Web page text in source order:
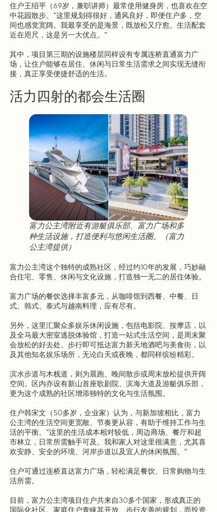
住户王绍平（69岁，兼职讲师）最常使用健身房，也喜欢在空
中花园散步。“这里规划得很好，通风良好，即便住户多，空
间也感觉宽阔。我最享受的是海景，既放松又疗愈。生活配套
近在咫尺，这是另一大优点。”
其中，项目第三期的设施楼层同样设有专属连桥直通富力广
场，让住户能够在居住、休闲与日常生活需求之间实现无缝衔
接，真正享受便捷舒适的生活。
活力四射的都会生活圈
富力公主湾附近有游艇俱乐部、富力广场和多
种生活设施，打造便利与悠闲生活圈。（富力
公主湾提供）
富力公主湾这个独特的成熟社区，经过约10年的发展，巧妙融
合住宅、零售、休闲与文化设施，打造独一无二的居住体验。
富力广场的餐饮选择丰富多元，从咖啡馆到西餐、中餐、日
式、韩式、泰式与越南料理，应有尽有。
另外，这里汇聚众多娱乐休闲设施，包括电影院、按摩店，以
及全马最大密室逃脱体验馆，打造一站式生活空间，是周末聚
会放松的好去处。步行即可抵达富力新天地酒吧与美食街，以
及其他知名娱乐场所，无论白天或夜晚，都同样缤纷精彩。
滨水步道与木栈道，则为晨跑、晚间散步或周末放松提供开阔
空间。区内亦设有新山首座歌剧院、滨海大道及游艇俱乐部，
更为这个成熟的社区增添独特的文化与生活氛围。
住户韩宋文（50多岁，企业家）认为，与新加坡相比，富力
公主湾的生活空间更宽敞、节奏更从容，有助于维持工作与生
活的平衡。“这里的生活成本相对较低，周边商场、餐厅和超
市林立，日常所需触手可及。我和家人对这里很满意，尤其喜
欢安静、安全的环境、河岸步道以及宜人的休闲氛围。”
住户可通过连桥直达富力广场，轻松满足餐饮、日常购物与生
活所需。
目前，富力公主湾项目住户共来自30多个国家，形成真正的
国际化社区。家庭住户青睐其开放、步行友善的规划，而投资